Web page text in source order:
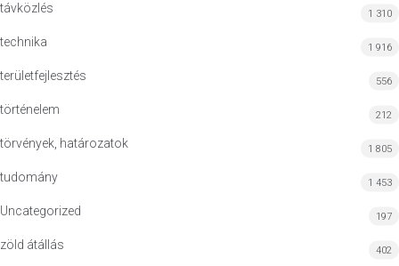
távközlés 1 310
technika 1 916
területfejlesztés 556
történelem 212
törvények, határozatok 1 805
tudomány 1 453
Uncategorized 197
zöld átállás 402